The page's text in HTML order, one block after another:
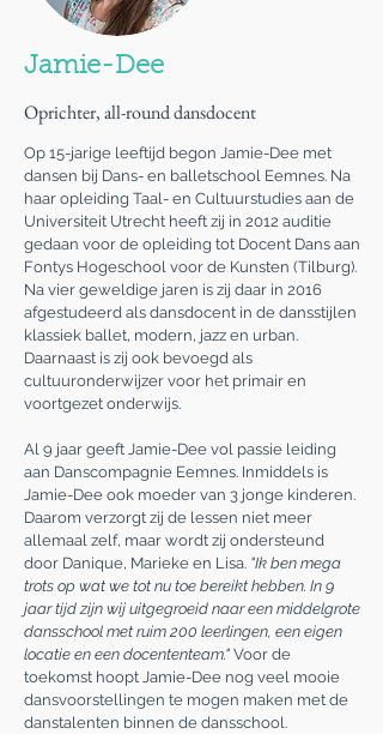
Jamie-Dee
Oprichter, all-round dansdocent
Op 15-jarige leeftijd begon Jamie-Dee met
dansen bij Dans- en balletschool Eemnes. Na
haar opleiding Taal- en Cultuurstudies aan de
Universiteit Utrecht heeft zij in 2012 auditie
gedaan voor de opleiding tot Docent Dans aan
Fontys Hogeschool voor de Kunsten (Tilburg).
Na vier geweldige jaren is zij daar in 2016
afgestudeerd als dansdocent in de dansstijlen
klassiek ballet, modern, jazz en urban.
Daarnaast is zij ook bevoegd als
cultuuronderwijzer voor het primair en
voortgezet onderwijs.
Al 9 jaar geeft Jamie-Dee vol passie leiding
aan Danscompagnie Eemnes. Inmiddels is
Jamie-Dee ook moeder van 3 jonge kinderen.
Daarom verzorgt zij de lessen niet meer
allemaal zelf, maar wordt zij ondersteund
door Danique, Marieke en Lisa. "Ik ben mega
trots op wat we tot nu toe bereikt hebben. In 9
jaar tijd zijn wij uitgegroeid naar een middelgrote
dansschool met ruim 200 leerlingen, een eigen
locatie en een docententeam." Voor de
toekomst hoopt Jamie-Dee nog veel mooie
dansvoorstellingen te mogen maken met de
danstalenten binnen de dansschool.